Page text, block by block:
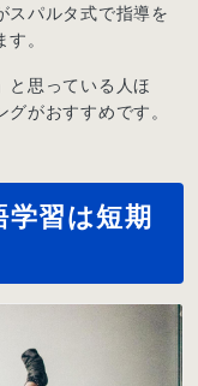
スパルタ式で指導を
。
と思っている人ほ
がおすすめです。
習は短期